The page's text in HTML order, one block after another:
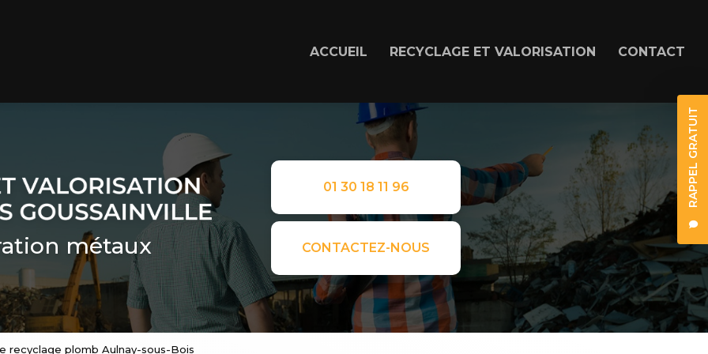
RAPPEL GRATUIT
ACCUEIL RECYCLAGE ET VALORISATION CONTACT
métaux
01 30 18 11 96
CONTACTEZ-NOUS
recyclage plomb Aulnay-sous-Bois